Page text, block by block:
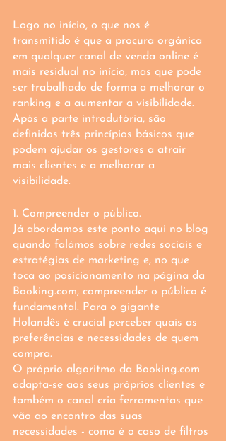
Logo no início, o que nos é
transmitido é que a procura orgânica
em qualquer canal de venda online é
mais residual no início, mas que pode
ser trabalhado de forma a melhorar o
ranking e a aumentar a visibilidade.
Após a parte introdutória, são
definidos três princípios básicos que
podem ajudar os gestores a atrair
mais clientes e a melhorar a
visibilidade.
1. Compreender o público.
Já abordamos este ponto aqui no blog
quando falámos sobre redes sociais e
estratégias de marketing e, no que
toca ao posicionamento na página da
Booking.com, compreender o público é
fundamental. Para o gigante
Holandês é crucial perceber quais as
preferências e necessidades de quem
compra.
O próprio algoritmo da Booking.com
adapta-se aos seus próprios clientes e
também o canal cria ferramentas que
vão ao encontro das suas
necessidades - como é o caso de filtros